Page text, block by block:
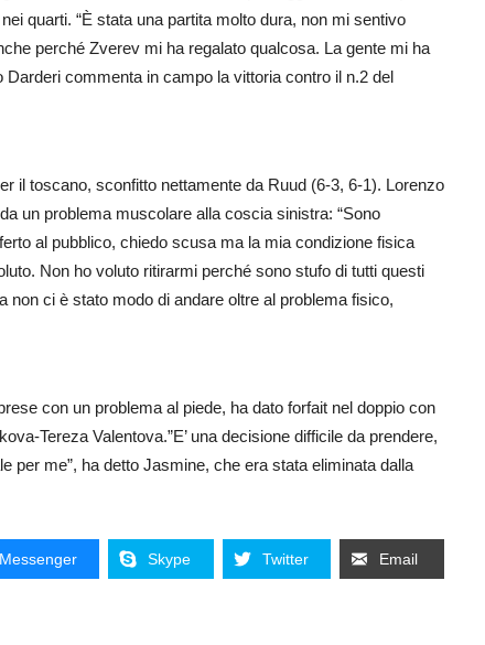
quarti. “È stata una partita molto dura, non mi sentivo
perché Zverev mi ha regalato qualcosa. La gente mi ha
commenta in campo la vittoria contro il n.2 del
il toscano, sconfitto nettamente da Ruud (6-3, 6-1). Lorenzo
un problema muscolare alla coscia sinistra: “Sono
al pubblico, chiedo scusa ma la mia condizione fisica
Non ho voluto ritirarmi perché sono stufo di tutti questi
non ci è stato modo di andare oltre al problema fisico,
con un problema al piede, ha dato forfait nel doppio con
Tereza Valentova.”E’ una decisione difficile da prendere,
per me”, ha detto Jasmine, che era stata eliminata dalla
Messenger Skype Twitter Email